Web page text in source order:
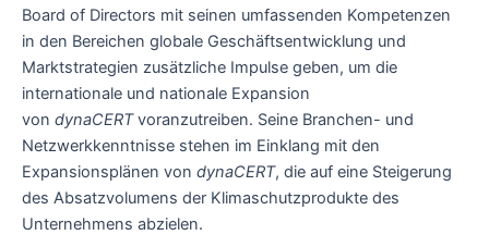
Board of Directors mit seinen umfassenden Kompetenzen
in den Bereichen globale Geschäftsentwicklung und
Marktstrategien zusätzliche Impulse geben, um die
internationale und nationale Expansion
von dynaCERTvoranzutreiben. Seine Branchen- und
Netzwerkkenntnisse stehen im Einklang mit den
Expansionsplänen von dynaCERT, die auf eine Steigerung
des Absatzvolumens der Klimaschutzprodukte des
Unternehmens abzielen.